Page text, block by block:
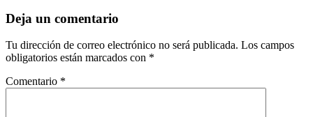
Deja un comentario
Tu dirección de correo electrónico no será publicada. Los campos
obligatorios están marcados con *
Comentario *